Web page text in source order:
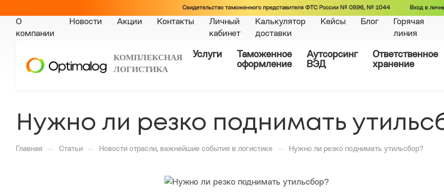
О
компании
Новости Акции Контакты
Личный
кабинет
Калькулятор
доставки
Кейсы Блог
Горячая
линия
КОМПЛЕКСНАЯ
ЛОГИСТИКА
Услуги
Таможенное
оформление
Аутсорсинг
ВЭД
Ответственное
хранение
Нужно ли резко поднимать
Главная — Статьи — Новости отрасли, важнейшие события в логистике — Нужно ли резко поднимать утильсбор?